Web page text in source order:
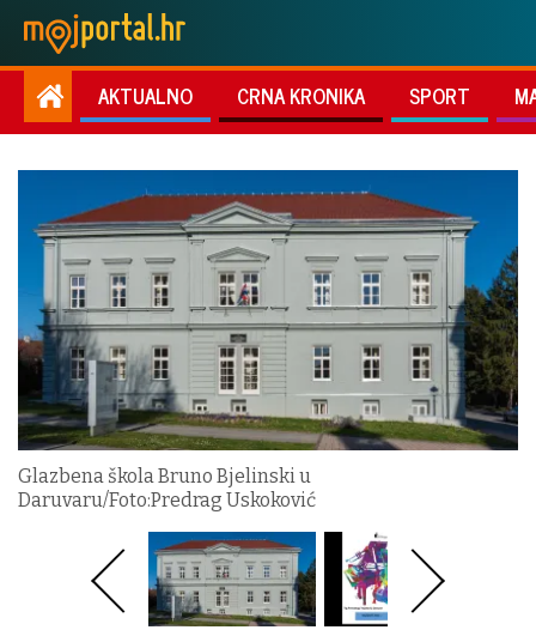
AKTUALNO CRNA KRONIKA SPORT
Glazbena škola Bruno Bjelinski u
Daruvaru/Foto:Predrag Uskoković